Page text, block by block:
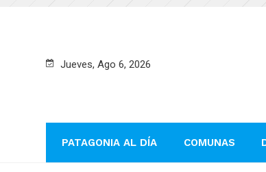
Jueves, Ago 6, 2026
PATAGONIA AL DÍA COMUNAS